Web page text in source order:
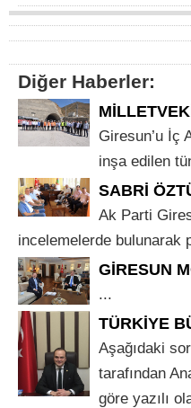
Diğer Haberler:
Giresun’u İç
inşa edilen
SABRİ
Ak Parti
incelemelerde bulunarak
GİRESUN
...
TÜRKİYE
Aşağıdaki
tarafından
göre yazılı